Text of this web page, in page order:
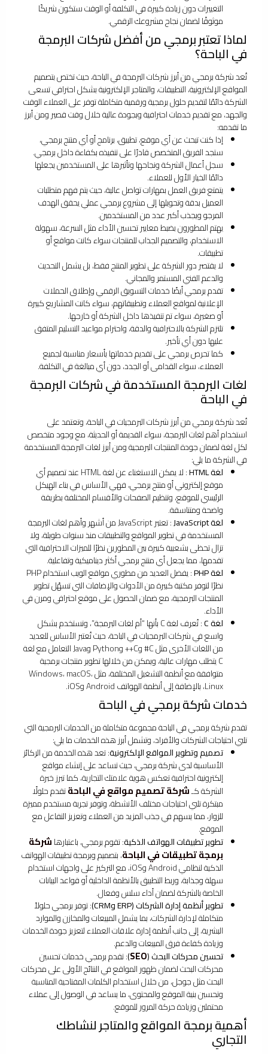
التغييرات دون زيادة كبيرة في التكلفة أو الوقت ستكون شريكًا
موثوقًا لضمان نجاح مشروعك الرقمي.
لماذا تعتبر برمجي من أفضل شركات البرمجة
في الباحة؟
تُعد شركة برمجي من أبرز شركات البرمجة في الباحة، حيث تختص بتصميم
المواقع الإلكترونية، التطبيقات، والمتاجر الإلكترونية بشكل احترافي تسعى
الشركة دائمًا لتقديم حلول برمجية ورقمية متكاملة توفر على العملاء الوقت
والجهد، مع تقديم خدمات احترافية وبجودة عالية خلال وقت قصير ومن أبرز
ما تقدمه:
إذا كنت تبحث عن أي موقع، تطبيق، برنامج أو أي منتج برمجي،
ستجد الفريق المتخصص قادرًا على تنفيذه بكفاءة داخل برمجي.
سجل أعمال الشركة ونجاحها وتأثيرها على المستخدمين يجعلها
دائمًا الخيار الأول للعملاء.
يتمتع فريق العمل بمهارات تواصل عالية، حيث يتم فهم متطلبات
العميل بدقة وتحويلها إلى مشروع برمجي عملي يحقق الهدف
المرجو ويجذب أكبر عدد من المستخدمين.
يهتم المطورون بضبط معايير تحسين الأداء مثل السرعة، سهولة
الاستخدام، والتصميم الجذاب للمنتجات سواء كانت مواقع أو
تطبيقات.
لا يقتصر دور الشركة على تطوير المنتج فقط، بل يشمل التحديث
والدعم الفني المستمر والمجاني.
تقدم برمجي أيضًا خدمات التسويق الرقمي وإطلاق الحملات
الإعلانية لمواقع العملاء وتطبيقاتهم، سواء كانت المشاريع كبيرة
أو صغيرة، سواء تم تنفيذها داخل الشركة أو خارجها.
تلتزم الشركة بالاحترافية والدقة، واحترام مواعيد التسليم المتفق
عليها دون أي تأخير.
كما تحرص برمجي على تقديم خدماتها بأسعار مناسبة لجميع
العملاء، سواء القدامى أو الجدد، دون أي مبالغة في التكلفة.
لغات البرمجة المستخدمة في شركات البرمجة
في الباحة
تُعد شركة برمجي من أبرز شركات البرمجيات في الباحة، وتعتمد على
استخدام أهم لغات البرمجة، سواء القديمة أو الحديثة، مع وجود متخصص
لكل لغة لضمان جودة المنتجات البرمجية ومن أبرز لغات البرمجة المستخدمة
في الشركة ما يلي:
لغة HTML
: لا يمكن الاستغناء عن لغة HTML عند تصميم أي
موقع إلكتروني أو منتج برمجي، فهي الأساس في بناء الهيكل
الرئيسي للموقع، وتنظيم الصفحات والأقسام المختلفة بطريقة
واضحة ومتناسقة.
لغة JavaScript
: تعتبر JavaScript من أشهر وأهم لغات البرمجة
المستخدمة في تطوير المواقع والتطبيقات منذ سنوات طويلة، ولا
تزال تحظى بشعبية كبيرة بين المطورين نظرًا للميزات الاحترافية التي
تقدمها، مما يجعل أي منتج برمجي أكثر ديناميكية وتفاعلية.
لغة PHP
: يفضل العديد من مطوري مواقع الويب استخدام PHP
نظرًا لتوفر مكتبة كبيرة من الأدوات والإضافات التي تسهّل تطوير
المنتجات البرمجية، مع ضمان الحصول على موقع احترافي ومرن في
الأداء.
لغة C
: تُعرف لغة C بأنها “أم لغات البرمجة”، وتستخدم بشكل
واسع في شركات البرمجيات في الباحة، حيث تُعتبر الأساس للعديد
من اللغات الأخرى مثل C# وC++ وPython وJava التعامل مع لغة
C يتطلب مهارات عالية، ويمكن من خلالها تطوير منتجات برمجية
متوافقة مع أنظمة التشغيل المختلفة، مثل Windows، macOS،
Linux، بالإضافة إلى أنظمة الهواتف Android وiOS.
خدمات شركة برمجي في الباحة
تقدم شركة برمجي في الباحة مجموعة متكاملة من الخدمات البرمجية التي
تلبي احتياجات الشركات والأفراد، وتشمل أبرز هذه الخدمات ما يلي:
تصميم وتطوير المواقع الإلكترونية: تعد هذه الخدمة من الركائز
الأساسية لدى شركة برمجي، حيث تساعد على إنشاء مواقع
إلكترونية احترافية تعكس هوية علامتك التجارية، كما تبرز خبرة
الشركة كـشركة تصميم مواقع في الباحةتقدم حلولًا
مبتكرة تلبي احتياجات مختلف الأنشطة، وتوفر تجربة مستخدم مميزة
للزوار، مما يسهم في جذب المزيد من العملاء وتعزيز التفاعل مع
الموقع.
تطوير تطبيقات الهواتف الذكية: تقوم برمجي، باعتبارهاشركة
برمجة تطبيقات في الباحة، بتصميم وبرمجة تطبيقات الهواتف
الذكية لنظامي Android وiOS، مع التركيز على واجهات استخدام
سهلة وجذابة، وربط التطبيق بالأنظمة الداخلية أو قواعد البيانات
الخاصة بالشركة لضمان أداء سلس وفعال.
تطوير أنظمة إدارة الشركات (ERP وCRM)
: توفر برمجي حلولاً
متكاملة لإدارة الشركات، بما يشمل المبيعات والمخازن والموارد
البشرية، إلى جانب أنظمة إدارة علاقات العملاء لتعزيز جودة الخدمات
وزيادة كفاءة فرق المبيعات والدعم.
تحسين محركات البحث (SEO
): تقدم برمجي خدمات تحسين
محركات البحث لضمان ظهور المواقع في النتائج الأولى على محركات
البحث مثل جوجل، من خلال استخدام الكلمات المفتاحية المناسبة
وتحسين بنية الموقع والمحتوى، ما يساعد في الوصول إلى عملاء
محتملين وزيادة حركة المرور للموقع.
أهمية برمجة المواقع والمتاجر لنشاطك
التجاري